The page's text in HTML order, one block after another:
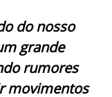
do nosso
grande
rumores
movimentos